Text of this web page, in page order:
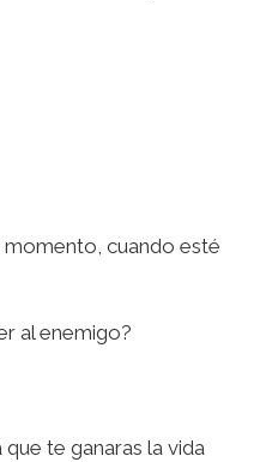
momento, cuando esté
al enemigo?
te ganaras la vida